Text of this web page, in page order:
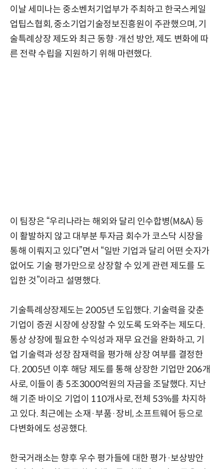
이날 세미나는 중소벤처기업부가 주최하고 한국스케일
업팁스협회, 중소기업기술정보진흥원이 주관했으며, 기
술특례상장 제도와 최근 동향·개선 방안, 제도 변화에 따
른 전략 수립을 지원하기 위해 마련했다.
이 팀장은 “우리나라는 해외와 달리 인수합병(M&A) 등
이 활발하지 않고 대부분 투자금 회수가 코스닥 시장을
통해 이뤄지고 있다”면서 “일반 기업과 달리 어떤 숫자가
없어도 기술 평가만으로 상장할 수 있게 관련 제도를 도
입한 것”이라고 설명했다.
기술특례상장제도는 2005년 도입했다. 기술력을 갖춘
기업이 증권 시장에 상장할 수 있도록 도와주는 제도다.
통상 상장에 필요한 수익성과 재무 요건을 완화하고, 기
업 기술력과 성장 잠재력을 평가해 상장 여부를 결정한
다. 2005년 이후 해당 제도를 통해 상장한 기업만 206개
사로, 이들이 총 5조3000억원의 자금을 조달했다. 지난
해 기준 바이오 기업이 110개사로, 전체 53%를 차지하
고 있다. 최근에는 소재·부품·장비, 소프트웨어 등으로
다변화에도 성공했다.
한국거래소는 향후 우수 평가들에 대한 평가·보상방안